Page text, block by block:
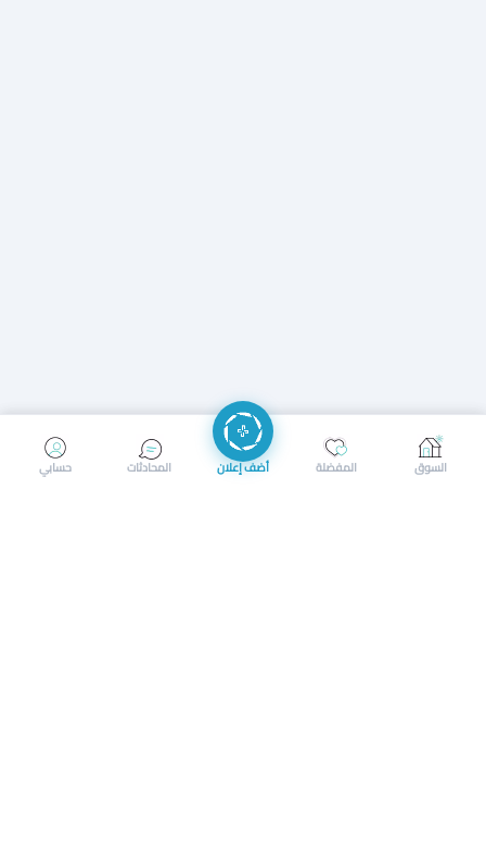
إرسال رسالة إجراء مكالمة
حسابي المحادثات أضف إعلان المفضلة السوق